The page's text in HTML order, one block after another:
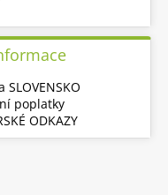
SLOVENSKO
poplatky
ODKAZY